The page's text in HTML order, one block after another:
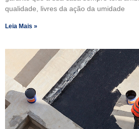
qualidade, livres da ação da umidade
Leia Mais »